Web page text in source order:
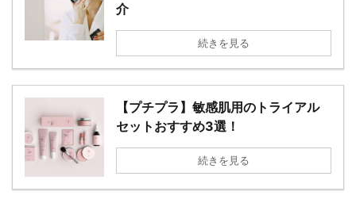
介
続きを見る
【プチプラ】敏感肌用のトライアル
セットおすすめ3選！
続きを見る